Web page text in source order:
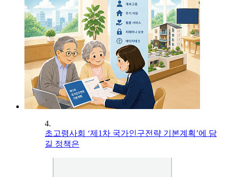
4.
초고령사회 ‘제1차 국가인구전략 기본계획’에 담
길 정책은